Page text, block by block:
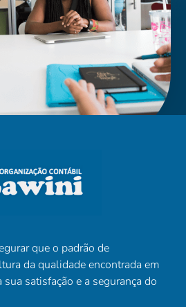
que o padrão de
da qualidade encontrada em
satisfação e a segurança do